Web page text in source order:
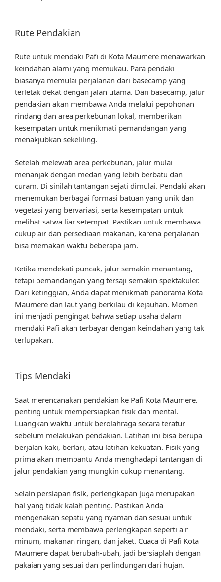
Rute Pendakian
Rute untuk mendaki Pafi di Kota Maumere menawarkan
keindahan alami yang memukau. Para pendaki
biasanya memulai perjalanan dari basecamp yang
terletak dekat dengan jalan utama. Dari basecamp, jalur
pendakian akan membawa Anda melalui pepohonan
rindang dan area perkebunan lokal, memberikan
kesempatan untuk menikmati pemandangan yang
menakjubkan sekeliling.
Setelah melewati area perkebunan, jalur mulai
menanjak dengan medan yang lebih berbatu dan
curam. Di sinilah tantangan sejati dimulai. Pendaki akan
menemukan berbagai formasi batuan yang unik dan
vegetasi yang bervariasi, serta kesempatan untuk
melihat satwa liar setempat. Pastikan untuk membawa
cukup air dan persediaan makanan, karena perjalanan
bisa memakan waktu beberapa jam.
Ketika mendekati puncak, jalur semakin menantang,
tetapi pemandangan yang tersaji semakin spektakuler.
Dari ketinggian, Anda dapat menikmati panorama Kota
Maumere dan laut yang berkilau di kejauhan. Momen
ini menjadi pengingat bahwa setiap usaha dalam
mendaki Pafi akan terbayar dengan keindahan yang tak
terlupakan.
Tips Mendaki
Saat merencanakan pendakian ke Pafi Kota Maumere,
penting untuk mempersiapkan fisik dan mental.
Luangkan waktu untuk berolahraga secara teratur
sebelum melakukan pendakian. Latihan ini bisa berupa
berjalan kaki, berlari, atau latihan kekuatan. Fisik yang
prima akan membantu Anda menghadapi tantangan di
jalur pendakian yang mungkin cukup menantang.
Selain persiapan fisik, perlengkapan juga merupakan
hal yang tidak kalah penting. Pastikan Anda
mengenakan sepatu yang nyaman dan sesuai untuk
mendaki, serta membawa perlengkapan seperti air
minum, makanan ringan, dan jaket. Cuaca di Pafi Kota
Maumere dapat berubah-ubah, jadi bersiaplah dengan
pakaian yang sesuai dan perlindungan dari hujan.